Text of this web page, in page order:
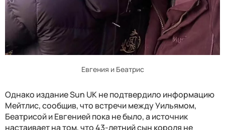
Евгения и Беатрис
Однако издание Sun UK не подтвердило информацию
Мейтлис, сообщив, что встречи между Уильямом,
Беатрисой и Евгенией пока не было, а источник
настаивает на том, что 43-летний сын короля не